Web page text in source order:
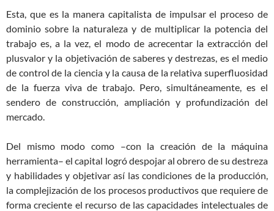
Esta, que es la manera capitalista de impulsar el proceso de
dominio sobre la naturaleza y de multiplicar la potencia del
trabajo es, a la vez, el modo de acrecentar la extracción del
plusvalor y la objetivación de saberes y destrezas, es el medio
de control de la ciencia y la causa de la relativa superfluosidad
de la fuerza viva de trabajo. Pero, simultáneamente, es el
sendero de construcción, ampliación y profundización del
mercado.
Del mismo modo como –con la creación de la máquina
herramienta– el capital logró despojar al obrero de su destreza
y habilidades y objetivar así las condiciones de la producción,
la complejización de los procesos productivos que requiere de
forma creciente el recurso de las capacidades intelectuales de